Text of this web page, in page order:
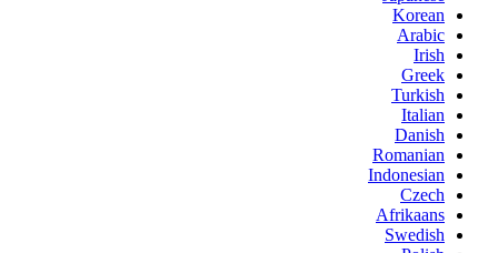
Korean
Arabic
Irish
Greek
Turkish
Italian
Danish
Romanian
Indonesian
Czech
Afrikaans
Swedish